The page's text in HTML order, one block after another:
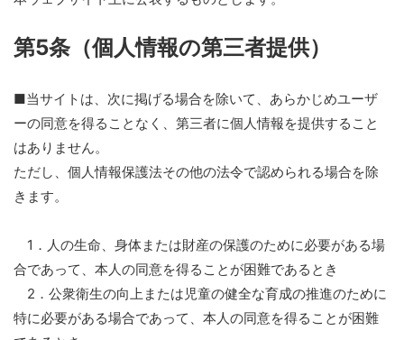
第5条（個人情報の第三者提供）
■当サイトは、次に掲げる場合を除いて、あらかじめユーザ
ーの同意を得ることなく、第三者に個人情報を提供すること
はありません。
ただし、個人情報保護法その他の法令で認められる場合を除
きます。
1．人の生命、身体または財産の保護のために必要がある場
合であって、本人の同意を得ることが困難であるとき
2．公衆衛生の向上または児童の健全な育成の推進のために
特に必要がある場合であって、本人の同意を得ることが困難